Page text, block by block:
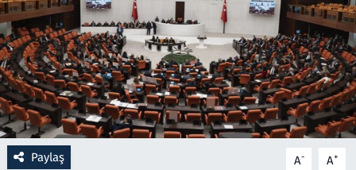
Paylaş A- A+
Resmi İlanlar
Rüya Tabirleri
Sağlık
Savunma Sanayi